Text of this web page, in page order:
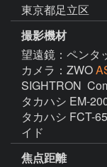
東京都足立区
撮影機材
望遠鏡：ペンタ
カメラ：ZWO
SIGHTRON
タカハシ EM-
タカハシ FCT-
イド
焦点距離